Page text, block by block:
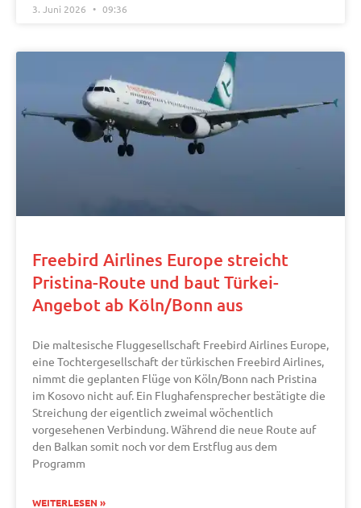
3. Juni 2026 09:36
Freebird Airlines Europe streicht
Pristina-Route und baut Türkei-
Angebot ab Köln/Bonn aus
Die maltesische Fluggesellschaft Freebird Airlines Europe,
eine Tochtergesellschaft der türkischen Freebird Airlines,
nimmt die geplanten Flüge von Köln/Bonn nach Pristina
im Kosovo nicht auf. Ein Flughafensprecher bestätigte die
Streichung der eigentlich zweimal wöchentlich
vorgesehenen Verbindung. Während die neue Route auf
den Balkan somit noch vor dem Erstflug aus dem
Programm
WEITERLESEN »